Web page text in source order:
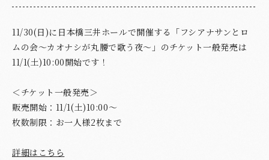
11/30(日)に日本橋三井ホールで開催する「フシアナサンとロ
ムの会〜カオナシが丸腰で歌う夜〜」のチケット一般発売は
11/1(土)10:00開始です！
＜チケット一般発売＞
販売開始：11/1(土)10:00〜
枚数制限：お一人様2枚まで
詳細はこちら